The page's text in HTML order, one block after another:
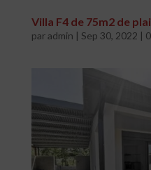
Villa F4 de 75m2 de
paradmin | Sep 30, 2022 |